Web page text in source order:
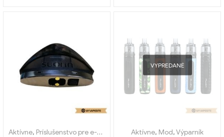
Aktívne, Príslušenstvo pre e-cigarety
Výparník
VYPREDANÉ
Aktívne, Mod,Výparník